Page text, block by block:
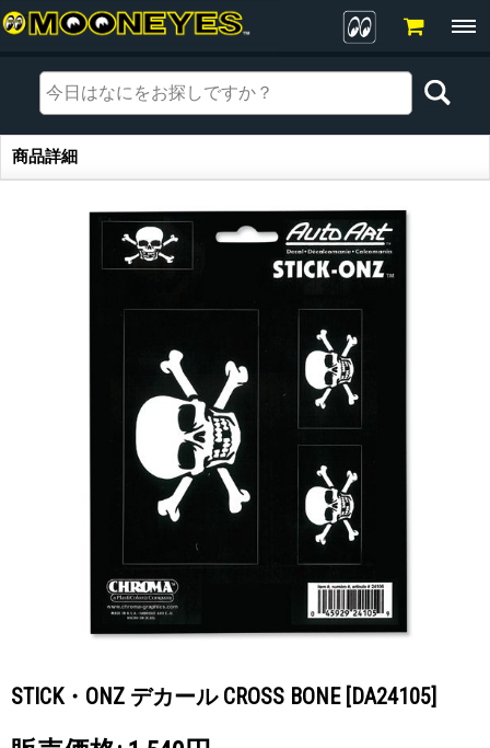
商品詳細
商品詳細
STICK・ONZ デカール CROSS BONE [DA24105]